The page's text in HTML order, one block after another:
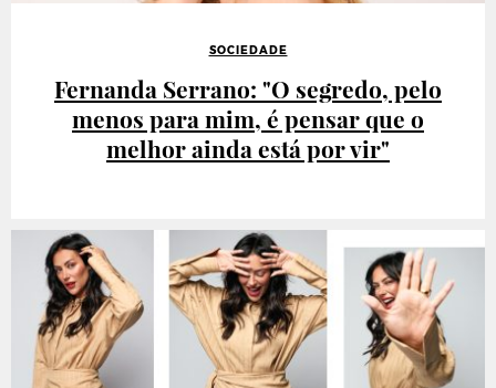
SOCIEDADE
Fernanda Serrano: "O segredo, pelo
menos para mim, é pensar que o
melhor ainda está por vir"